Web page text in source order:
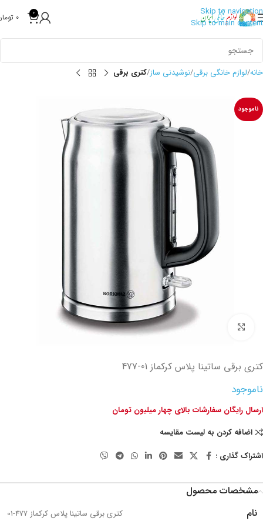
Skip to navigation
Skip to main content
0
0
خانه لوازم خانگی برقی نوشیدنی ساز کتری برقی
ناموجود
کتری برقی ساتینا پلاس کرکماز 477-01
ناموجود
ارسال رایگان سفارشات بالای چهار میلیون تومان
اضافه کردن به لیست مقایسه
اشتراک گذاری :
مشخصات محصول
نام
کتری برقی ساتینا پلاس کرکماز 477-01